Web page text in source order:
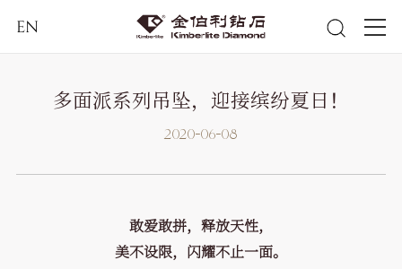
EN
多面派系列吊坠，迎接缤纷夏日！
2020-06-08
敢爱敢拼，释放天性，
美不设限，闪耀不止一面。